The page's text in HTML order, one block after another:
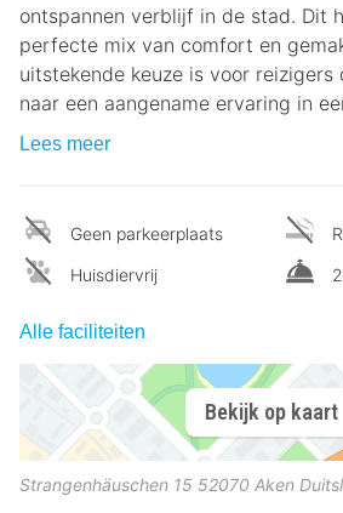
ontspannen verblijf in de stad. Dit
perfecte mix van comfort en
uitstekende keuze is voor reizigers
naar een aangename ervaring in
Lees meer
Geen parkeerplaats
Huisdiervrij
Alle faciliteiten
Bekijk op kaart
Strangenhäuschen 15 52070 Aken